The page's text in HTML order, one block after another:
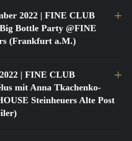
2022 | FINE CLUB
Bottle Party @FINE
(Frankfurt a.M.)
| FINE CLUB
mit Anna Tkachenko-
Steinheuers Alte Post